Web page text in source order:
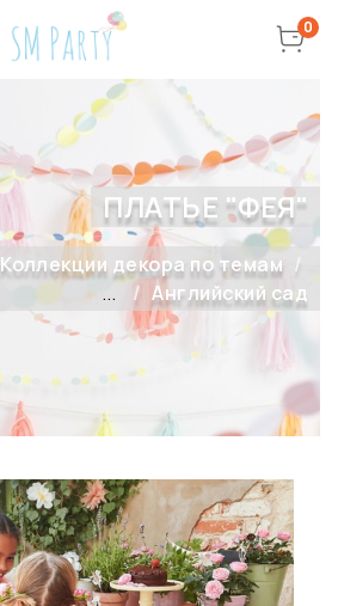
0
ПЛАТЬЕ "ФЕЯ"
Коллекции декора по темам
...
Английский сад